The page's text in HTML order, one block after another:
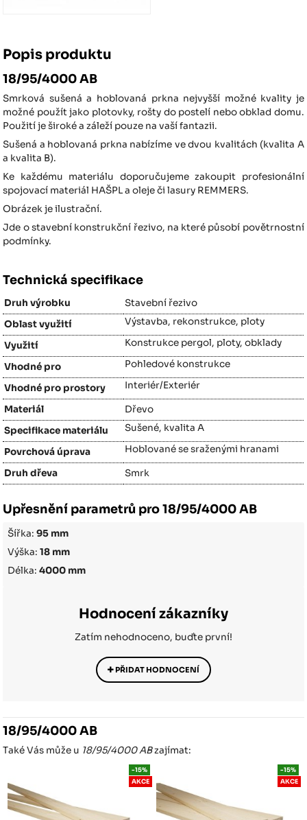
Popis produktu
18/95/4000 AB
Smrková sušená a hoblovaná prkna nejvyšší možné kvality je
možné použít jako plotovky, rošty do postelí nebo obklad domu.
Použití je široké a záleží pouze na vaší fantazii.
Sušená a hoblovaná prkna nabízíme ve dvou kvalitách (kvalita A
a kvalita B).
Ke každému materiálu doporučujeme zakoupit profesionální
spojovací materiál HAŠPL a oleje či lasury REMMERS.
Obrázek je ilustrační.
Jde o stavební konstrukční řezivo, na které působí povětrnostní
podmínky.
Technická specifikace
Druh výrobku
Stavební řezivo
Oblast využití
Výstavba, rekonstrukce, ploty
Využití Konstrukce pergol, ploty, obklady
Vhodné pro Pohledové konstrukce
Vhodné pro prostory Interiér/Exteriér
Materiál
Dřevo
Specifikace materiálu
Sušené, kvalita A
Povrchová úprava Hoblované se sraženými hranami
Druh dřeva Smrk
Upřesnění parametrů pro 18/95/4000 AB
Šířka:95 mm
Výška:18 mm
Délka:4000 mm
Hodnocení zákazníky
Zatím nehodnoceno, buďte první!
PŘIDAT HODNOCENÍ
18/95/4000 AB
Také Vás může u 18/95/4000 ABzajímat:
-15%
AKCE
-15%
AKCE